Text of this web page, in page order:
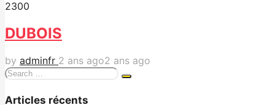
2300
DUBOIS
by adminfr 2 ans ago2 ans ago
Search
Articles récents